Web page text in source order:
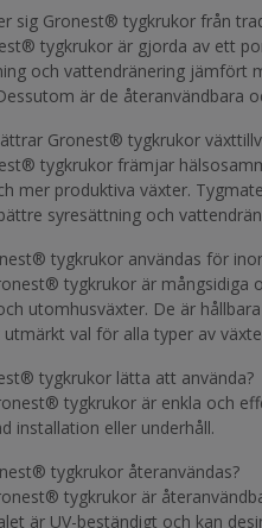
sig Gronest® tygkrukor från
tygkrukor är gjorda av ett
och vattendränering jämfört
är de återanvändbara
Gronest® tygkrukor
tygkrukor främjar
mer produktiva växter.
syresättning och
tygkrukor användas för
tygkrukor är mångsidiga
utomhusväxter. De är
val för alla typer av
tygkrukor lätta att använda?
tygkrukor är enkla och
installation eller underhåll.
tygkrukor återanvändas?
tygkrukor är
är UV-beständigt och kan